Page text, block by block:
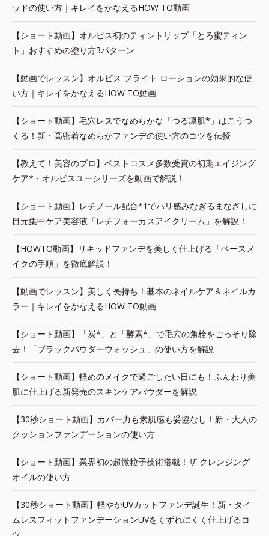
ッドの使い方｜キレイをかなえるHOW TO動画
【ショート動画】オルビス初のティントリップ「とろ蜜ティン
ト」おすすめの塗り方3パターン
【動画でレッスン】オルビス ブライト ローションの効果的な使
い方｜キレイをかなえるHOW TO動画
【ショート動画】毛穴レスでなめらかな「つる凛肌*」はこうつ
くる！新・高密着なめらかファンデの使い方のコツを伝授
【教えて！美容のプロ】ベストコスメ多数受賞の初期エイジング
ケア*・オルビスユーシリーズを動画で解説！
【ショート動画】レチノール配合*1でハリ感みなぎるまなざしに
目元集中ケア美容液「レチフォーカスアイクリーム」を解説！
【HOWTO動画】リキッドファンデを美しく仕上げる「ベースメ
イクの手順」を徹底解説！
【動画でレッスン】美しく長持ち！基本のネイルケア＆ネイルカ
ラー｜キレイをかなえるHOW TO動画
【ショート動画】「炭*」と「酵素*」で毛穴の角栓をごっそり除
去！「ブラックパウダーウォッシュ」の使い方を解説
【ショート動画】軽めのメイクで過ごしたい日にも！ふんわり美
肌に仕上げる新発売のスキンケアパウダーを解説
【30秒ショート動画】カバー力も素肌感も妥協なし！新・大人の
クッションファンデーションの使い方
【ショート動画】業界初の超微粒子技術搭載！ザ クレンジング
オイルの使い方
【30秒ショート動画】軽やかUVカットファンデ誕生！新・タイ
ムレスフィットファンデーションUVをくずれにくく仕上げるコ